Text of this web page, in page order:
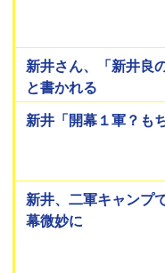
新井さん、「新井良
と書かれる
新井「開幕１軍？も
新井、二軍キャンプ
幕微妙に